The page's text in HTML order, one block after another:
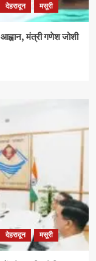
देहरादून मसूरी
मंत्री गणेश जोशी
देहरादून मसूरी